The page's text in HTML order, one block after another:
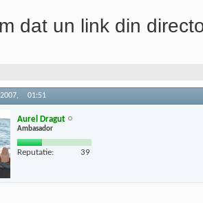
dat un link din
01:51
Aurel Dragut
Ambasador
Reputatie: 39